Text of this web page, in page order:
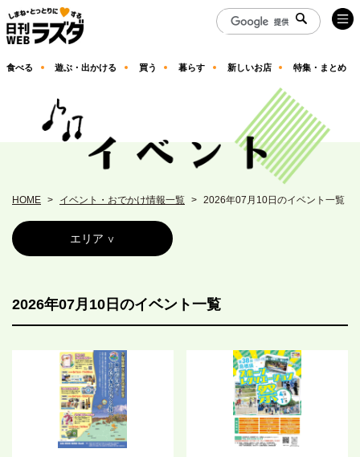
食べる 遊ぶ・出かける 買う 暮らす 新しいお店 特集・まとめ
HOME イベント・おでかけ情報一覧 2026年07月10日のイベント一覧
エリア
2026年07月10日のイベント一覧